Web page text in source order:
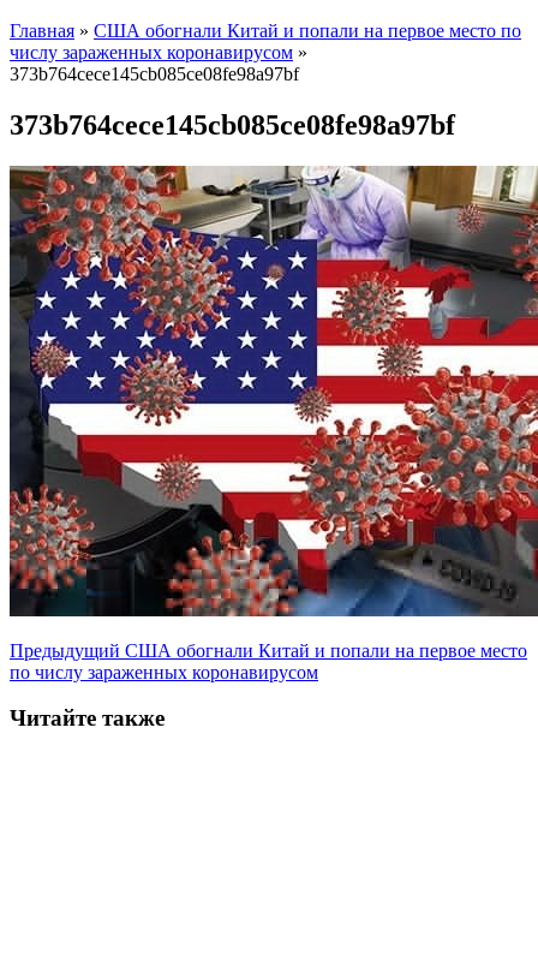
Главная » США обогнали Китай и попали на первое место по
числу зараженных коронавирусом »
373b764cece145cb085ce08fe98a97bf
373b764cece145cb085ce08fe98a97bf
Предыдущий США обогнали Китай и попали на первое место
по числу зараженных коронавирусом
Читайте также